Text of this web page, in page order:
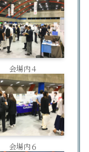
会場内４
会場内６